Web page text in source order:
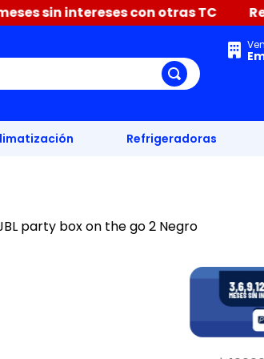
con otras TC Renueva tu
Refrigeradoras
party box on the go 2 Negro